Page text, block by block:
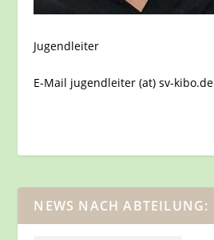
Jugendleiter
E-Mail jugendleiter (at) sv-kibo.de
NEWS NACH ABTEILUNG: